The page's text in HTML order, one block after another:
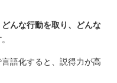
んな行動を取り、どんな
。
語化すると、説得力が高